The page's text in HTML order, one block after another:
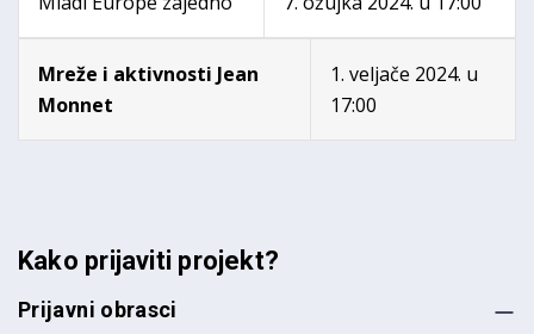
Mreže i aktivnosti Jean
Monnet
1. veljače 2024. u
17:00
Kako prijaviti projekt?
Prijavni obrasci